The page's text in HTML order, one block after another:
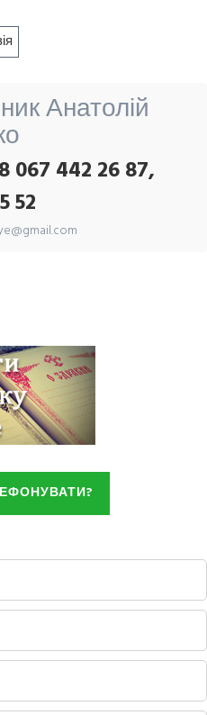
Анатолій
067 442 26 87,
52